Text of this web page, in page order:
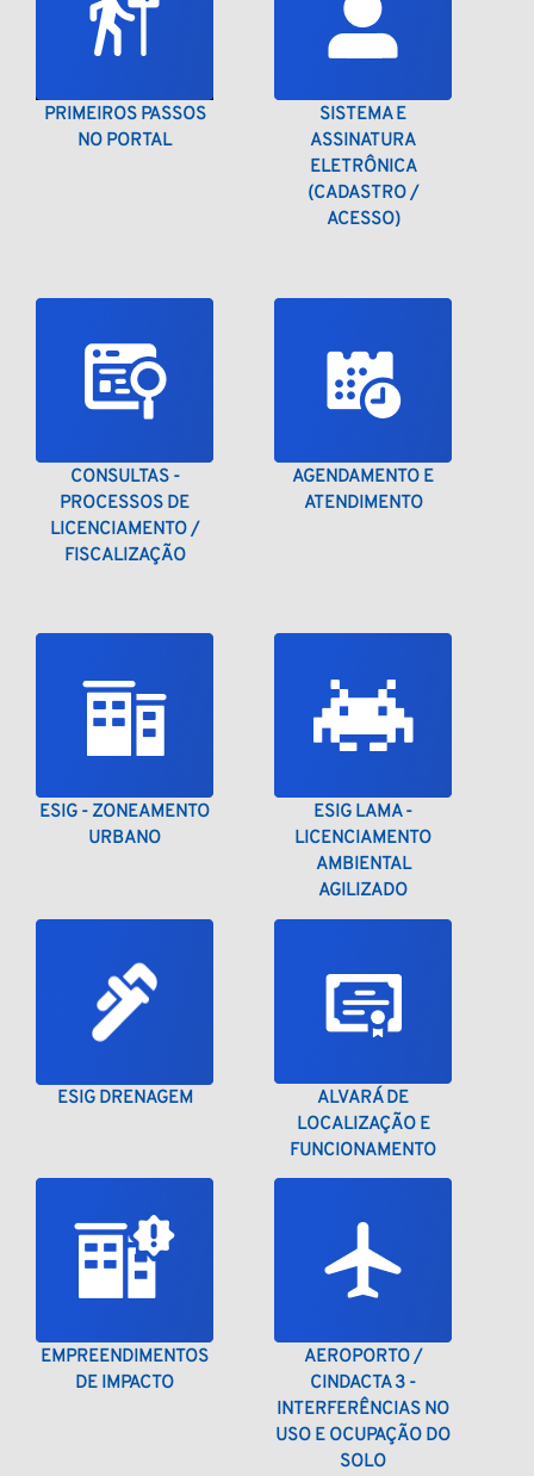
PRIMEIROS PASSOS
NO PORTAL
SISTEMA E
ASSINATURA
ELETRÔNICA
(CADASTRO /
ACESSO)
CONSULTAS -
PROCESSOS DE
LICENCIAMENTO /
FISCALIZAÇÃO
AGENDAMENTO E
ATENDIMENTO
ESIG - ZONEAMENTO
URBANO
ESIG LAMA -
LICENCIAMENTO
AMBIENTAL
AGILIZADO
ESIG DRENAGEM
ALVARÁ DE
LOCALIZAÇÃO E
FUNCIONAMENTO
EMPREENDIMENTOS
DE IMPACTO
AEROPORTO /
CINDACTA 3 -
INTERFERÊNCIAS NO
USO E OCUPAÇÃO DO
SOLO